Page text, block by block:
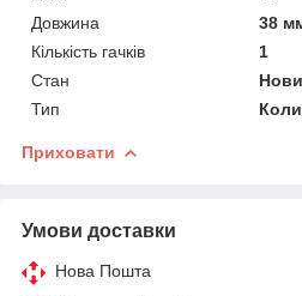
Довжина
38
Кількість гачків
1
Стан
Тип
Приховати
Умови доставки
Нова Пошта